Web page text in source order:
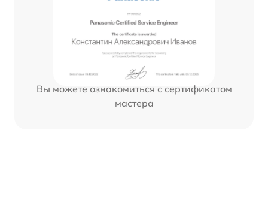
Вы можете ознакомиться с сертификатом
мастера